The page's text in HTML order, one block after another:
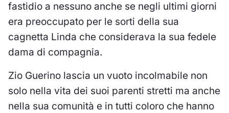
fastidio a nessuno anche se negli ultimi giorni
era preoccupato per le sorti della sua
cagnetta Linda che considerava la sua fedele
dama di compagnia.
Zio Guerino lascia un vuoto incolmabile non
solo nella vita dei suoi parenti stretti ma anche
nella sua comunità e in tutti coloro che hanno